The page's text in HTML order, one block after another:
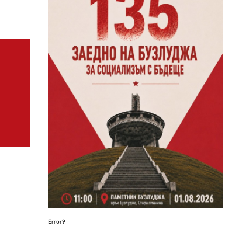
Error9
АВТОРИ
РЕДАКЦИЯ
РЕКЛАМА
АБОНАМЕНТ
УСЛОВИЯ ЗА ПОЛЗВАНЕ
ПОЛИТИКА ЗА БИСКВИТКИТЕ
ПОЛИТИКАТА ЗА